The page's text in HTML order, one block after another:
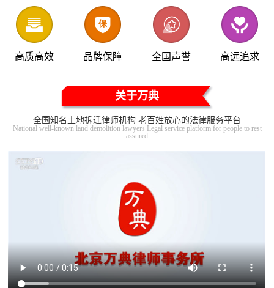
高质高效 品牌保障 全国声誉 高远追求
关于万典
全国知名土地拆迁律师机构 老百姓放心的法律服务平台
National well-known land demolition lawyers Legal service platform for people to rest
assured